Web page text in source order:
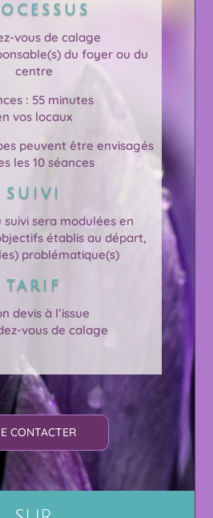
vous de calage
du foyer ou du
centre
: 55 minutes
vos locaux
peuvent être envisagés
les 10 séances
SUIVI
suivi sera modulées en
établis au départ,
problématique(s)
TARIF
devis à l’issue
vous de calage
CONTACTER